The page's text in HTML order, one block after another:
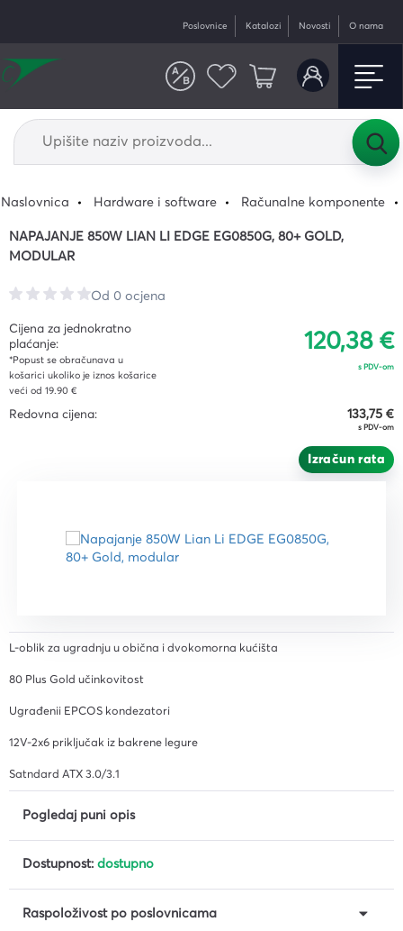
Poslovnice Katalozi Novosti O nama
Naslovnica Hardware i software Računalne komponente
NAPAJANJE 850W LIAN LI EDGE EG0850G, 80+ GOLD,
MODULAR
Od 0 ocjena
Cijena za jednokratno
plaćanje:
*Popust se obračunava u
košarici ukoliko je iznos košarice
veći od 19.90 €
120,38 €
s PDV-om
Redovna cijena: 133,75 €
s PDV-om
Izračun rata
L-oblik za ugradnju u obična i dvokomorna kućišta
80 Plus Gold učinkovitost
Ugrađenii EPCOS kondezatori
12V-2x6 priključak iz bakrene legure
Satndard ATX 3.0/3.1
Pogledaj puni opis
Dostupnost: dostupno
Raspoloživost po poslovnicama